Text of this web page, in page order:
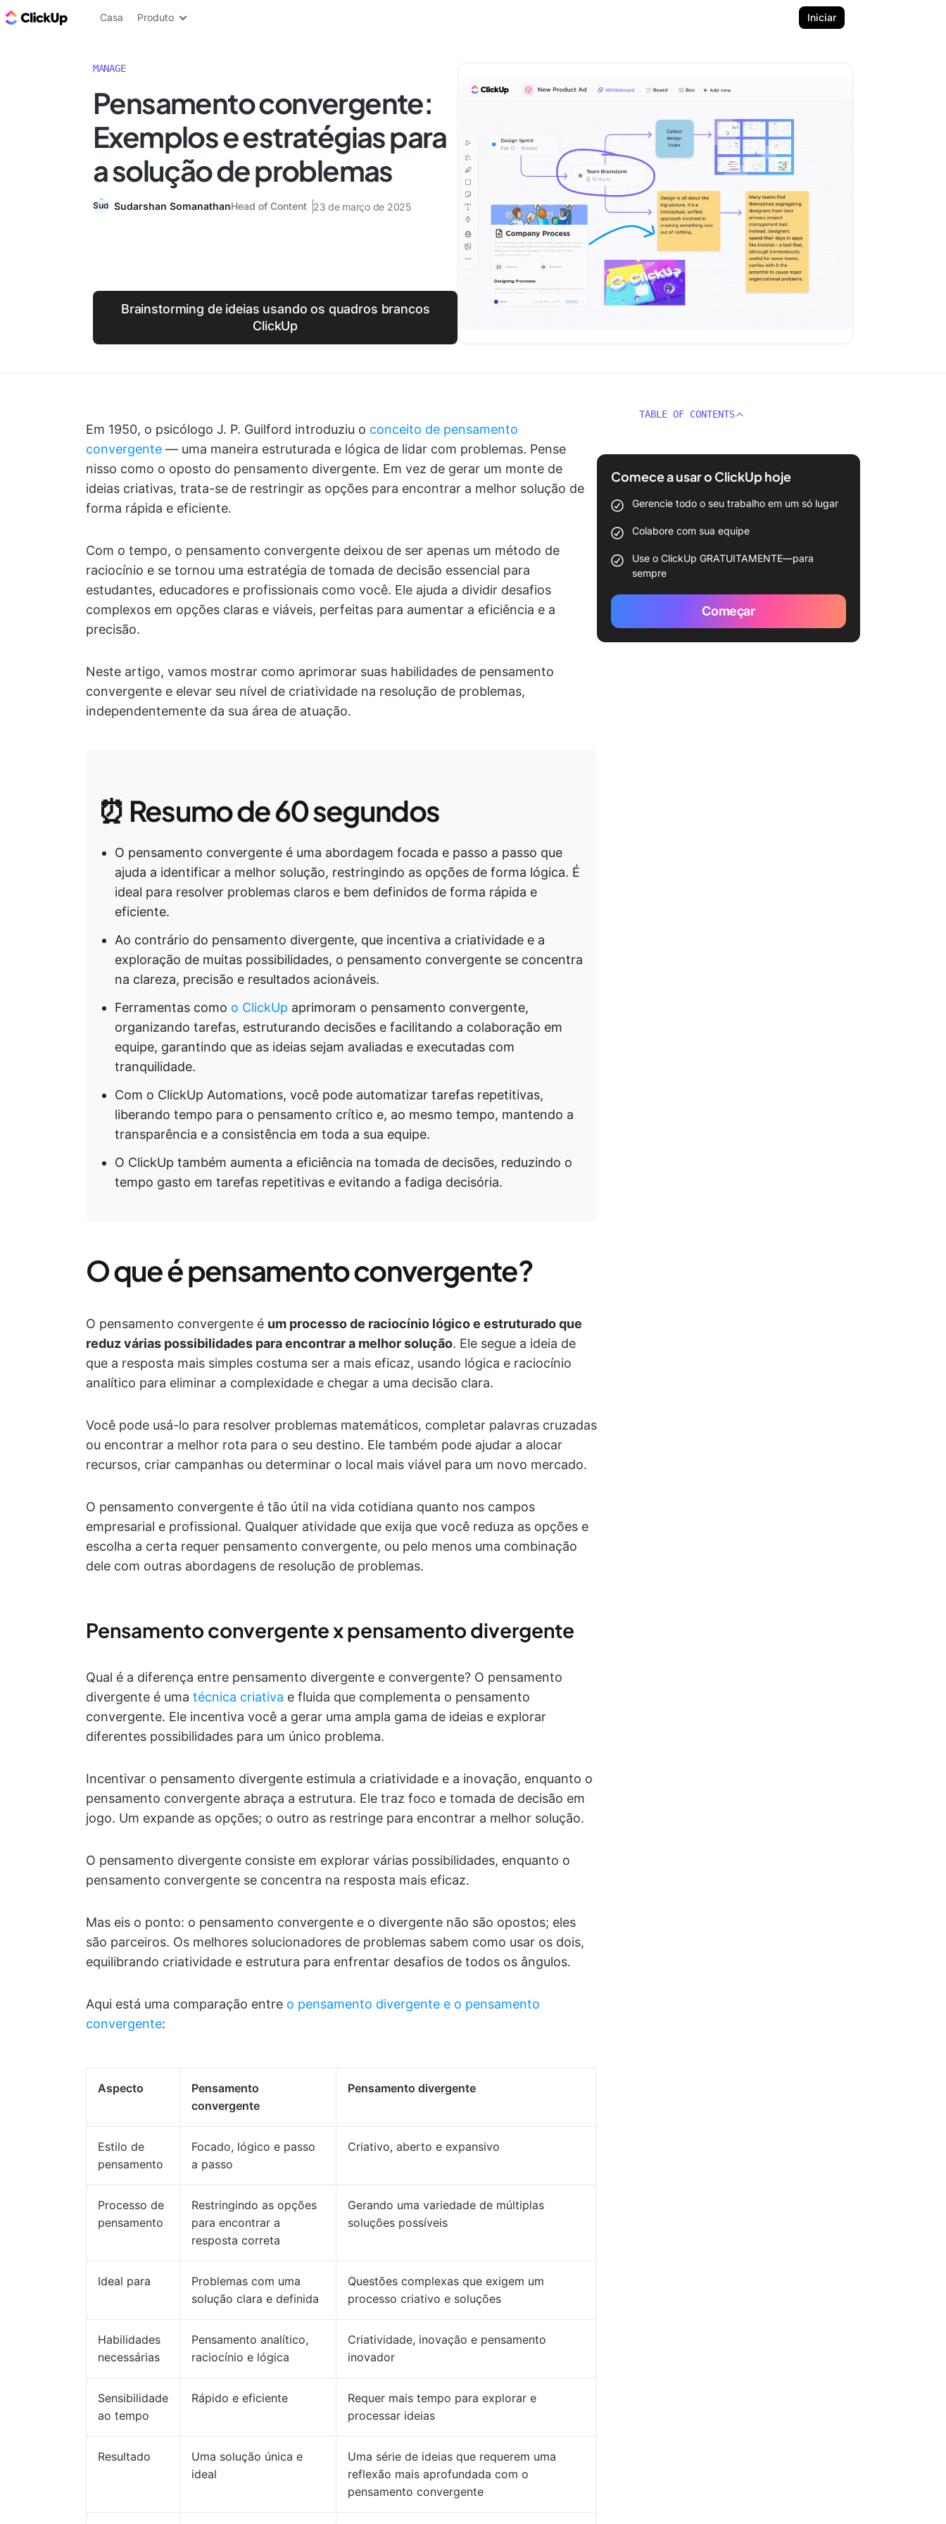
ClickUp Blogue
Casa Produto Iniciar
MANAGE
Pensamento convergente:
Exemplos e estratégias para
a solução de problemas
Sudarshan SomanathanHead of Content 23 de março de 2025
Brainstorming de ideias usando os quadros brancos
ClickUp
Em 1950, o psicólogo J. P. Guilford introduziu o conceito de pensamento
convergente — uma maneira estruturada e lógica de lidar com problemas. Pense
nisso como o oposto do pensamento divergente. Em vez de gerar um monte de
ideias criativas, trata-se de restringir as opções para encontrar a melhor solução de
forma rápida e eficiente.
Com o tempo, o pensamento convergente deixou de ser apenas um método de
raciocínio e se tornou uma estratégia de tomada de decisão essencial para
estudantes, educadores e profissionais como você. Ele ajuda a dividir desafios
complexos em opções claras e viáveis, perfeitas para aumentar a eficiência e a
precisão.
Neste artigo, vamos mostrar como aprimorar suas habilidades de pensamento
convergente e elevar seu nível de criatividade na resolução de problemas,
independentemente da sua área de atuação.
⏰ Resumo de 60 segundos
O pensamento convergente é uma abordagem focada e passo a passo que
ajuda a identificar a melhor solução, restringindo as opções de forma lógica. É
ideal para resolver problemas claros e bem definidos de forma rápida e
eficiente.
Ao contrário do pensamento divergente, que incentiva a criatividade e a
exploração de muitas possibilidades, o pensamento convergente se concentra
na clareza, precisão e resultados acionáveis.
Ferramentas como o ClickUp aprimoram o pensamento convergente,
organizando tarefas, estruturando decisões e facilitando a colaboração em
equipe, garantindo que as ideias sejam avaliadas e executadas com
tranquilidade.
Com o ClickUp Automations, você pode automatizar tarefas repetitivas,
liberando tempo para o pensamento crítico e, ao mesmo tempo, mantendo a
transparência e a consistência em toda a sua equipe.
O ClickUp também aumenta a eficiência na tomada de decisões, reduzindo o
tempo gasto em tarefas repetitivas e evitando a fadiga decisória.
O que é pensamento convergente?
O pensamento convergente é um processo de raciocínio lógico e estruturado que
reduz várias possibilidades para encontrar a melhor solução. Ele segue a ideia de
que a resposta mais simples costuma ser a mais eficaz, usando lógica e raciocínio
analítico para eliminar a complexidade e chegar a uma decisão clara.
Você pode usá-lo para resolver problemas matemáticos, completar palavras cruzadas
ou encontrar a melhor rota para o seu destino. Ele também pode ajudar a alocar
recursos, criar campanhas ou determinar o local mais viável para um novo mercado.
O pensamento convergente é tão útil na vida cotidiana quanto nos campos
empresarial e profissional. Qualquer atividade que exija que você reduza as opções e
escolha a certa requer pensamento convergente, ou pelo menos uma combinação
dele com outras abordagens de resolução de problemas.
Pensamento convergente x pensamento divergente
Qual é a diferença entre pensamento divergente e convergente? O pensamento
divergente é uma técnica criativa e fluida que complementa o pensamento
convergente. Ele incentiva você a gerar uma ampla gama de ideias e explorar
diferentes possibilidades para um único problema.
Incentivar o pensamento divergente estimula a criatividade e a inovação, enquanto o
pensamento convergente abraça a estrutura. Ele traz foco e tomada de decisão em
jogo. Um expande as opções; o outro as restringe para encontrar a melhor solução.
O pensamento divergente consiste em explorar várias possibilidades, enquanto o
pensamento convergente se concentra na resposta mais eficaz.
Mas eis o ponto: o pensamento convergente e o divergente não são opostos; eles
são parceiros. Os melhores solucionadores de problemas sabem como usar os dois,
equilibrando criatividade e estrutura para enfrentar desafios de todos os ângulos.
Aqui está uma comparação entre o pensamento divergente e o pensamento
convergente:
Aspecto
Pensamento
convergente
Pensamento divergente
Estilo de
pensamento
Focado, lógico e passo
a passo
Criativo, aberto e expansivo
Processo de
pensamento
Restringindo as opções
para encontrar a
resposta correta
Gerando uma variedade de múltiplas
soluções possíveis
Ideal para
Problemas com uma
solução clara e definida
Questões complexas que exigem um
processo criativo e soluções
Habilidades
necessárias
Pensamento analítico,
raciocínio e lógica
Criatividade, inovação e pensamento
inovador
Sensibilidade
ao tempo
Rápido e eficiente
Requer mais tempo para explorar e
processar ideias
Resultado
Uma solução única e
ideal
Uma série de ideias que requerem uma
reflexão mais aprofundada com o
pensamento convergente
TABLE OF CONTENTS
Comece a usar o ClickUp hoje
Gerencie todo o seu trabalho em um só lugar
Colabore com sua equipe
Use o ClickUp GRATUITAMENTE—para
sempre
Começar